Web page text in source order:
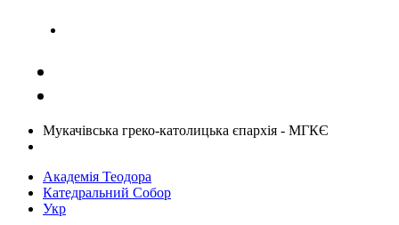
Мукачівська греко-католицька єпархія - МГКЄ
Академія Теодора
Катедральний Собор
Укр